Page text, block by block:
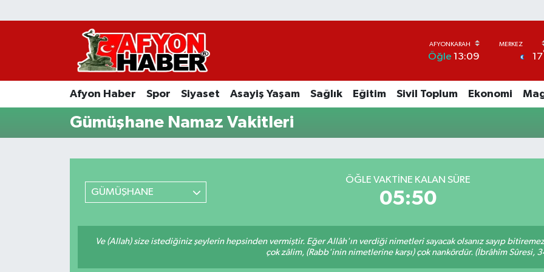
Öğle 13:09 17
Afyon Haber Spor Siyaset Asayiş Yaşam Sağlık Eğitim Sivil Toplum Ekonomi
Gümüşhane Namaz Vakitleri
GÜMÜŞHANE
ÖĞLE VAKTINE KALAN SÜRE
05:50
Ve (Allah) size istediğiniz şeylerin hepsinden vermiştir. Eğer Allâh'ın verdiği nimetleri sayacak olsanız sayıp
çok zâlim, (Rabb'inin nimetlerine karşı) çok nankördür. (İbrâhîm Sûresi,
Afyon Haber
Spor
Asayiş Yaşam